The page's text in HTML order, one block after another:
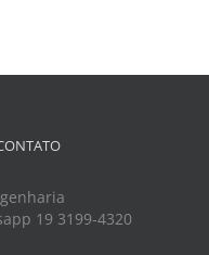
19 3199-4320